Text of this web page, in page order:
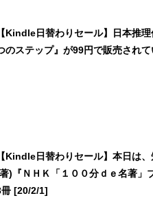
【Kindle日替わりセール】日本推
のステップ』が99円で販売され
【Kindle日替わりセール】本日は
)『ＮＨＫ「１００分ｄｅ名著
[20/2/1]